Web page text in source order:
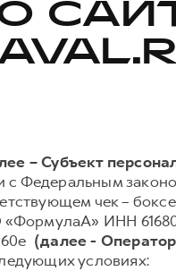
– Субъект
Федеральным
чек –
ИНН
(далее -
условиях: